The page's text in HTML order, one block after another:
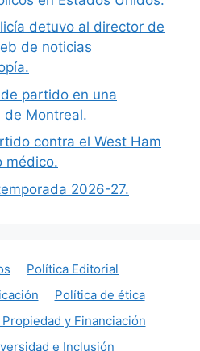
detuvo al director de
de noticias
partido en una
de Montreal.
contra el West Ham
médico.
2026-27.
Política Editorial
Política de ética
y Financiación
e Inclusión